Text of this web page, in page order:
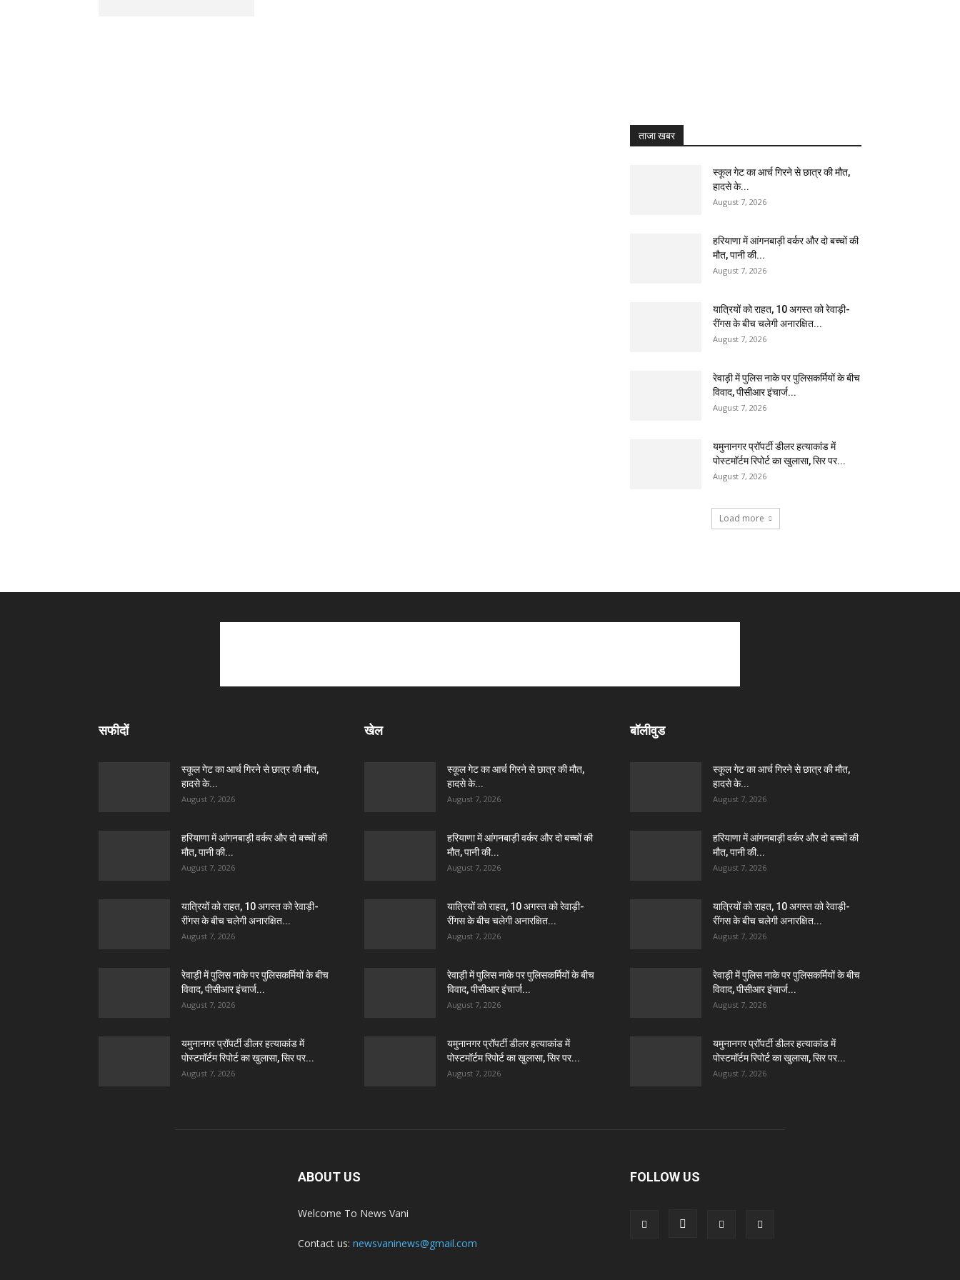
ताजा खबर
स्कूल गेट का आर्च गिरने से छात्र की मौत,
हादसे के...
August 7, 2026
हरियाणा में आंगनबाड़ी वर्कर और दो बच्चों की
मौत, पानी की...
August 7, 2026
यात्रियों को राहत, 10 अगस्त को रेवाड़ी-
रींगस के बीच चलेगी अनारक्षित...
August 7, 2026
रेवाड़ी में पुलिस नाके पर पुलिसकर्मियों के बीच
विवाद, पीसीआर इंचार्ज...
August 7, 2026
यमुनानगर प्रॉपर्टी डीलर हत्याकांड में
पोस्टमॉर्टम रिपोर्ट का खुलासा, सिर पर...
August 7, 2026
Load more
सफीदों
स्कूल गेट का आर्च गिरने से छात्र की मौत,
हादसे के...
August 7, 2026
हरियाणा में आंगनबाड़ी वर्कर और दो बच्चों की
मौत, पानी की...
August 7, 2026
यात्रियों को राहत, 10 अगस्त को रेवाड़ी-
रींगस के बीच चलेगी अनारक्षित...
August 7, 2026
रेवाड़ी में पुलिस नाके पर पुलिसकर्मियों के बीच
विवाद, पीसीआर इंचार्ज...
August 7, 2026
यमुनानगर प्रॉपर्टी डीलर हत्याकांड में
पोस्टमॉर्टम रिपोर्ट का खुलासा, सिर पर...
August 7, 2026
खेल
स्कूल गेट का आर्च गिरने से छात्र की मौत,
हादसे के...
August 7, 2026
हरियाणा में आंगनबाड़ी वर्कर और दो बच्चों की
मौत, पानी की...
August 7, 2026
यात्रियों को राहत, 10 अगस्त को रेवाड़ी-
रींगस के बीच चलेगी अनारक्षित...
August 7, 2026
रेवाड़ी में पुलिस नाके पर पुलिसकर्मियों के बीच
विवाद, पीसीआर इंचार्ज...
August 7, 2026
यमुनानगर प्रॉपर्टी डीलर हत्याकांड में
पोस्टमॉर्टम रिपोर्ट का खुलासा, सिर पर...
August 7, 2026
बॉलीवुड
स्कूल गेट का आर्च गिरने से छात्र की मौत,
हादसे के...
August 7, 2026
हरियाणा में आंगनबाड़ी वर्कर और दो बच्चों की
मौत, पानी की...
August 7, 2026
यात्रियों को राहत, 10 अगस्त को रेवाड़ी-
रींगस के बीच चलेगी अनारक्षित...
August 7, 2026
रेवाड़ी में पुलिस नाके पर पुलिसकर्मियों के बीच
विवाद, पीसीआर इंचार्ज...
August 7, 2026
यमुनानगर प्रॉपर्टी डीलर हत्याकांड में
पोस्टमॉर्टम रिपोर्ट का खुलासा, सिर पर...
August 7, 2026
ABOUT US
Welcome To News Vani
Contact us: newsvaninews@gmail.com
FOLLOW US